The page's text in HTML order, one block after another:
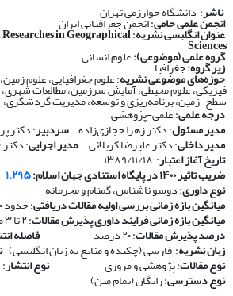
ناشر: دانشگاه خوارزمی تهران
انجمن علمی حامی: انجمن جغرافیایی ایران
عنوان انگلیسی نشریه: Journal of
in Geographical
Sciences
گروه علمی (موضوعی):علوم انسانی.
زیر گروه:جغرافیا
حوزه‌های موضوعی نشریه: علوم جغرافیایی، علوم
فیزیکی، علوم محیطی، آمایش سرزمین، مطالعات
سطح-زمین، برنامه‌ریزی و توسعه، مدیریت گردشگری،
درجه علمی: علمی-پژوهشی
مدیر مسئول: دکتر زهرا حجازی‌زاده سردبیر: دکتر
مدیر داخلی: دکتر علیرضا کربلائی مدیر اجرایی:
تاریخ آغاز اعتبار: ۱۳۸۹/۱۱/۱۸
ضریب تاثیر ۱۴۰۰ در پایگاه استنادی جهان اسلام: ۱.۲۹۵
نوع داوری: دوسو ناشناس، گمنام و محرمانه
​​​​​​​میانگین بازه زمانی بررسی اولیه مقالات دریافتی: حدود ۱۰ روز
​​​​​​​میانگین بازه زمانی فرایند داوری پذیرش مقالات: ۲ تا ۳ ماه، حداقل دو داور
درصد پذیرش مقالات: ۲۰ درصد ​​​​​​​فاصله
زبان نشریه: فارسی (چکیده و منابع به زبان انگلیسی) ​​​​​​​
​​​​​​​نوع مقالات: پژوهشی و مروری ​​​​​​​نوع انتشار:
​​​​​​​نوع دسترسی: رایگان (تمام متن)